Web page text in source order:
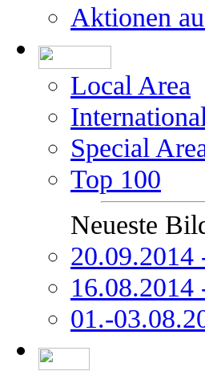
Aktionen
Local Area
Special
Top 100
Neueste
20.09.2014
16.08.2014
01.-